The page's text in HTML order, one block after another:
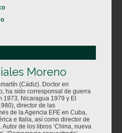
Moreno
(Cádiz). Doctor en
ha sido corresponsal de guerra
1973, Nicaragua 1979 y El
director de las
de la Agencia EFE en Cuba,
e Italia, así como director de
Autor de los libros ‘China, nueva